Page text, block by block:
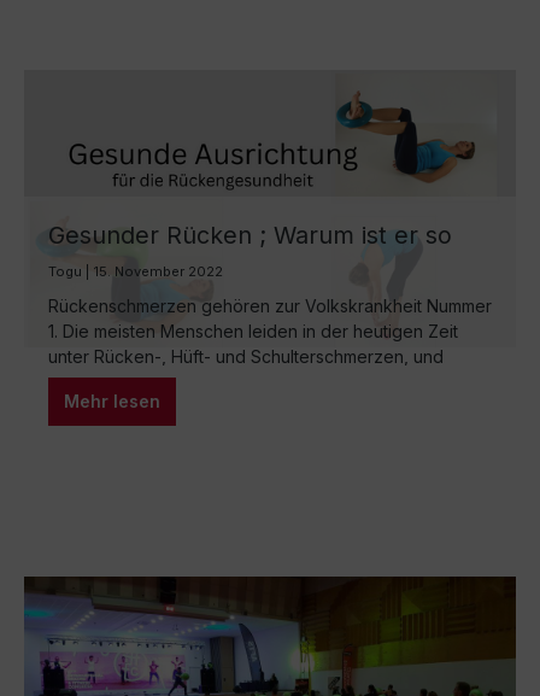
Gesunder Rücken ; Warum ist er so
wichtig?
Togu | 15. November 2022
Rückenschmerzen gehören zur Volkskrankheit Nummer
1. Die meisten Menschen leiden in der heutigen Zeit
unter Rücken-, Hüft- und Schulterschmerzen, und
häufig liegt die Ursache in einer “Unwucht” der
Körperstatik. Eine gesunde Körperhaltung spielt daher
eine entscheidende Rolle für einen gesunden Rücken.
Mehr lesen